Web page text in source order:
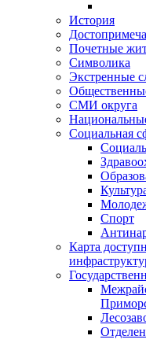
История
Почетные
Символика
Экстренные
СМИ округа
Социальная
Спорт
Карта